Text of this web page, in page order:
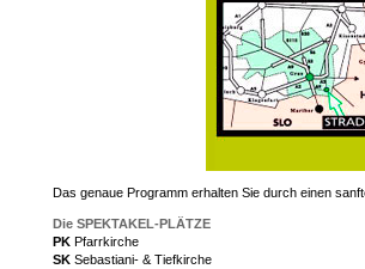
Das genaue Programm erhalten Sie durch einen
Die SPEKTAKEL-PLÄTZE
PK Pfarrkirche
SK Sebastiani- & Tiefkirche